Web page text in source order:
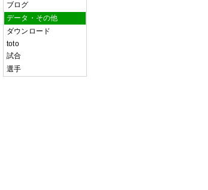
ブログ
データ・その他
ダウンロード
toto
試合
選手